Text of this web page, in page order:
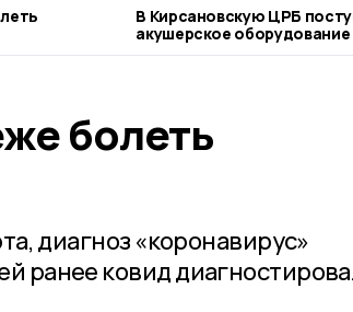
В Кирсановскую ЦРБ
акушерское оборудование
болеть
диагноз «коронавирус»
ранее ковид